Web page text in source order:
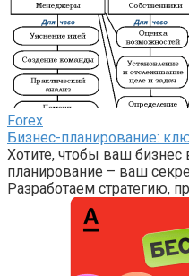
Forex
Бизнес-планирование:
Хотите, чтобы ваш бизнес
планирование – ваш
Разработаем стратегию,